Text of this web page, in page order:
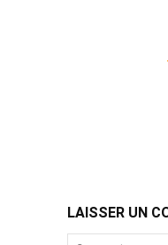
LAISSER UN